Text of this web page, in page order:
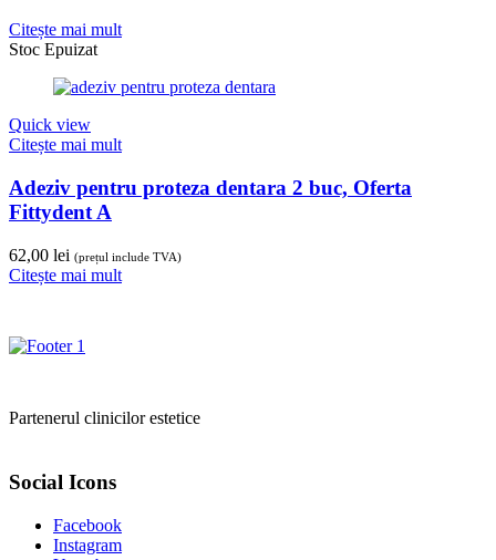
Citește mai mult
Stoc Epuizat
Quick view
Citește mai mult
Adeziv pentru proteza dentara 2 buc, Oferta
Fittydent A
62,00 lei (prețul include TVA)
Citește mai mult
Partenerul clinicilor estetice
Social Icons
Facebook
Instagram